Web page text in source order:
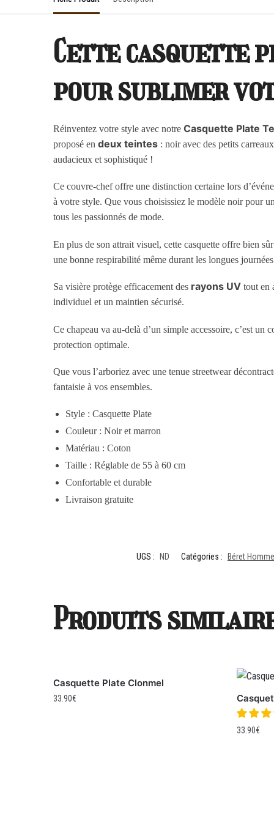
Cette casquette
pour sublimer
Réinventez votre style avec notreCasquette Plate
proposé endeux teintes : noir avec des petits
audacieux et sophistiqué !
Ce couvre-chef offre une distinction certaine lors
à votre style. Que vous choisissiez le modèle noir pour
tous les passionnés de mode.
En plus de son attrait visuel, cette casquette offre bien
une bonne respirabilité même durant les longues
Sa visière protège efficacement des rayons UV tout en
individuel et un maintien sécurisé.
Ce chapeau va au-delà d’un simple accessoire, c’est
protection optimale.
Que vous l’arboriez avec une tenue streetwear
fantaisie à vos ensembles.
Style : Casquette Plate
Couleur : Noir et marron
Matériau : Coton
Taille : Réglable de 55 à 60 cm
Confortable et durable
Livraison gratuite
UGS : ND Catégories : Béret Homme
Produits
Casquette Plate Clonmel
33.90€
33.90€